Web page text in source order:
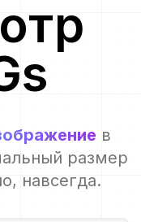
s
в
размер
навсегда.